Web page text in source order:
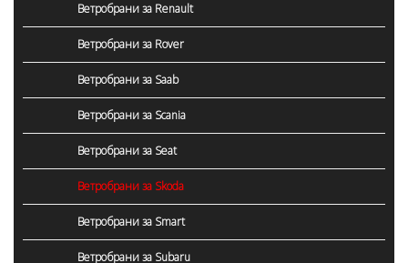
Ветробрани за Renault
Ветробрани за Rover
Ветробрани за Saab
Ветробрани за Scania
Ветробрани за Seat
Ветробрани за Skoda
Ветробрани за Smart
Ветробрани за Subaru